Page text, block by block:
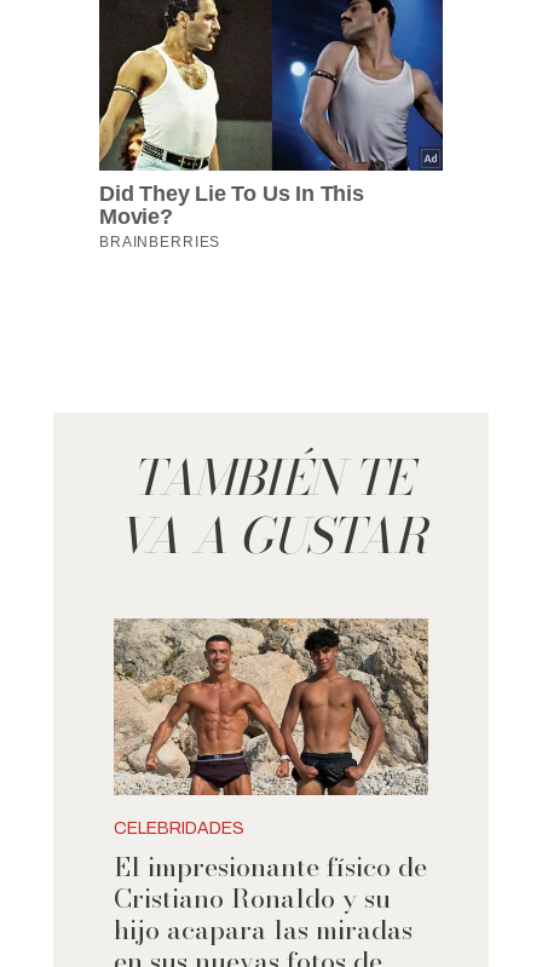
TAMBIÉN TE
VA A GUSTAR
CELEBRIDADES
El impresionante físico de
Cristiano Ronaldo y su
hijo acapara las miradas